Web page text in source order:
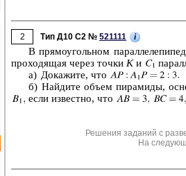
2 Тип Д10 C2 № 521111 i
В пря­мо­уголь­ном
про­хо­дя­щая через точки Kи
а) До­ка­жи­те, что
б) Най­ди­те объем пи­ра­ми­ды,
если из­вест­но, что
Решения заданий с
На